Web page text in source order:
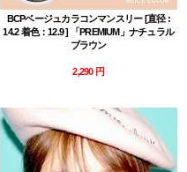
BCPベージュカラコンマンスリー [直径 :
14.2 着色：12.9 ] 「PREMIUM」ナチュラル
ブラウン
2,290 円